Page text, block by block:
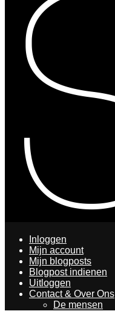
Inloggen
Mijn account
Mijn blogposts
Blogpost indienen
Uitloggen
Contact & Over Ons
De mensen